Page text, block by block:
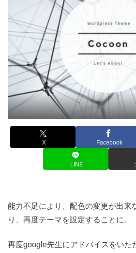
X Facebook
LINE
能力不足により、配色の変更が出来
り、再度テーマを設定することに。
再度google先生にアドバイスをいた